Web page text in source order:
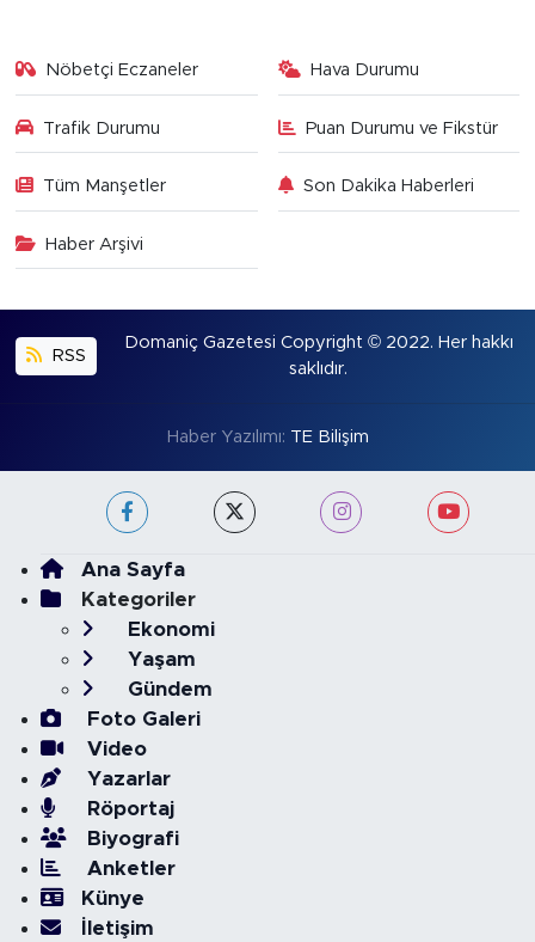
Nöbetçi Eczaneler Hava Durumu
Trafik Durumu Puan Durumu ve Fikstür
Tüm Manşetler Son Dakika Haberleri
Haber Arşivi
RSS
Domaniç Gazetesi Copyright © 2022. Her hakkı
saklıdır.
Haber Yazılımı: TE Bilişim
Ana Sayfa
Kategoriler
Ekonomi
Yaşam
Gündem
Foto Galeri
Video
Yazarlar
Röportaj
Biyografi
Anketler
Künye
İletişim